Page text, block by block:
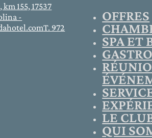
155, 17537
-
T. 972
OFFRES
SPA ET
LE
QUI